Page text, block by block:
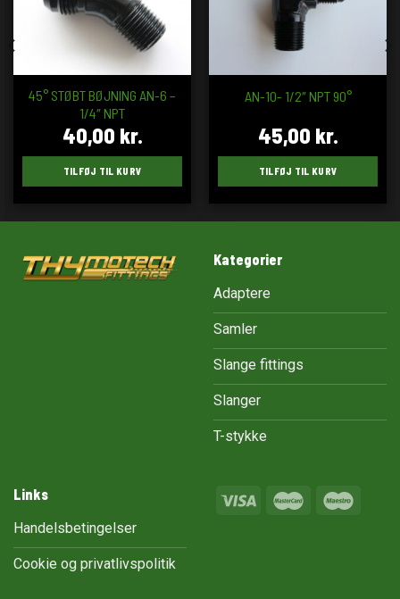
45° STØBT BØJNING AN-6 –
1/4″ NPT
40,00 kr.
TILFØJ TIL KURV
AN-10- 1/2″ NPT 90°
45,00 kr.
TILFØJ TIL KURV
Kategorier
Adaptere
Samler
Slange fittings
Slanger
T-stykke
Links
Handelsbetingelser
Cookie og privatlivspolitik